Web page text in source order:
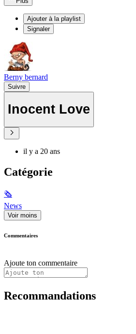
Ajouter à la playlist
Signaler
Berny bernard
Suivre
Inocent Love
il y a 20 ans
Catégorie
🗞
News
Voir moins
Commentaires
Ajoute ton commentaire
Recommandations